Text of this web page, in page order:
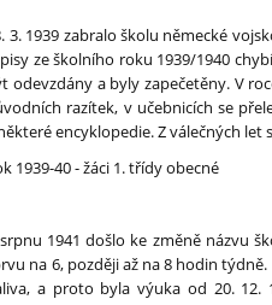
3. 1939 zabralo školu německé
ze školního roku 1939/1940
odevzdány a byly zapečetěny. V
razítek, v učebnicích se
encyklopedie. Z válečných
1939-40 - žáci 1. třídy obecné
1941 došlo ke změně názvu
na 6, později až na 8 hodin
a proto byla výuka od 20. 12.